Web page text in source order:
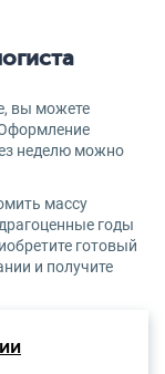
вы можете
неделю можно
массу
годы
готовый
и получите